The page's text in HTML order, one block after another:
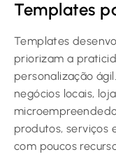
Templates
Templates
priorizam a
personalização
negócios locais,
produtos, serviços
com poucos